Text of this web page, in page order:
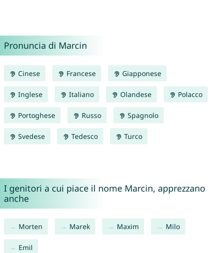
Pronuncia di Marcin
Cinese Francese Giapponese
Inglese Italiano Olandese Polacco
Portoghese Russo Spagnolo
Svedese Tedesco Turco
I genitori a cui piace il nome Marcin, apprezzano
anche
Morten Marek Maxim Milo
Emil